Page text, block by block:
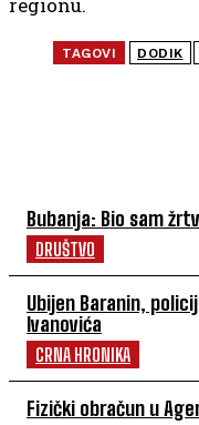
Bubanja: Bio sam
DRUŠTVO
Ubijen Baranin,
Ivanovića
CRNA HRONIKA
Fizički obračun u
TAGOVI DODIK